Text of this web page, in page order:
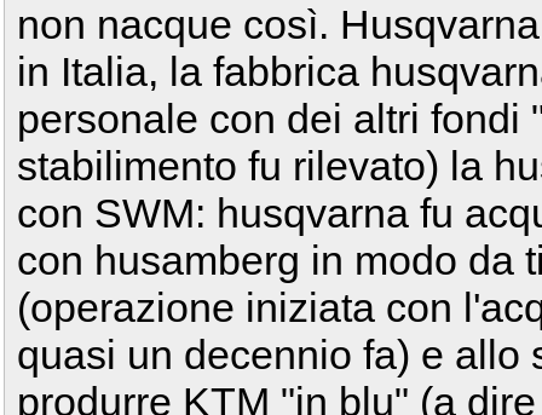
non nacque così.
in Italia, la fabbrica
personale con dei altri fondi
stabilimento fu rilevato) la
con SWM: husqvarna fu
con husamberg in modo da
(operazione iniziata con
quasi un decennio fa) e allo
produrre KTM "in blu" (a